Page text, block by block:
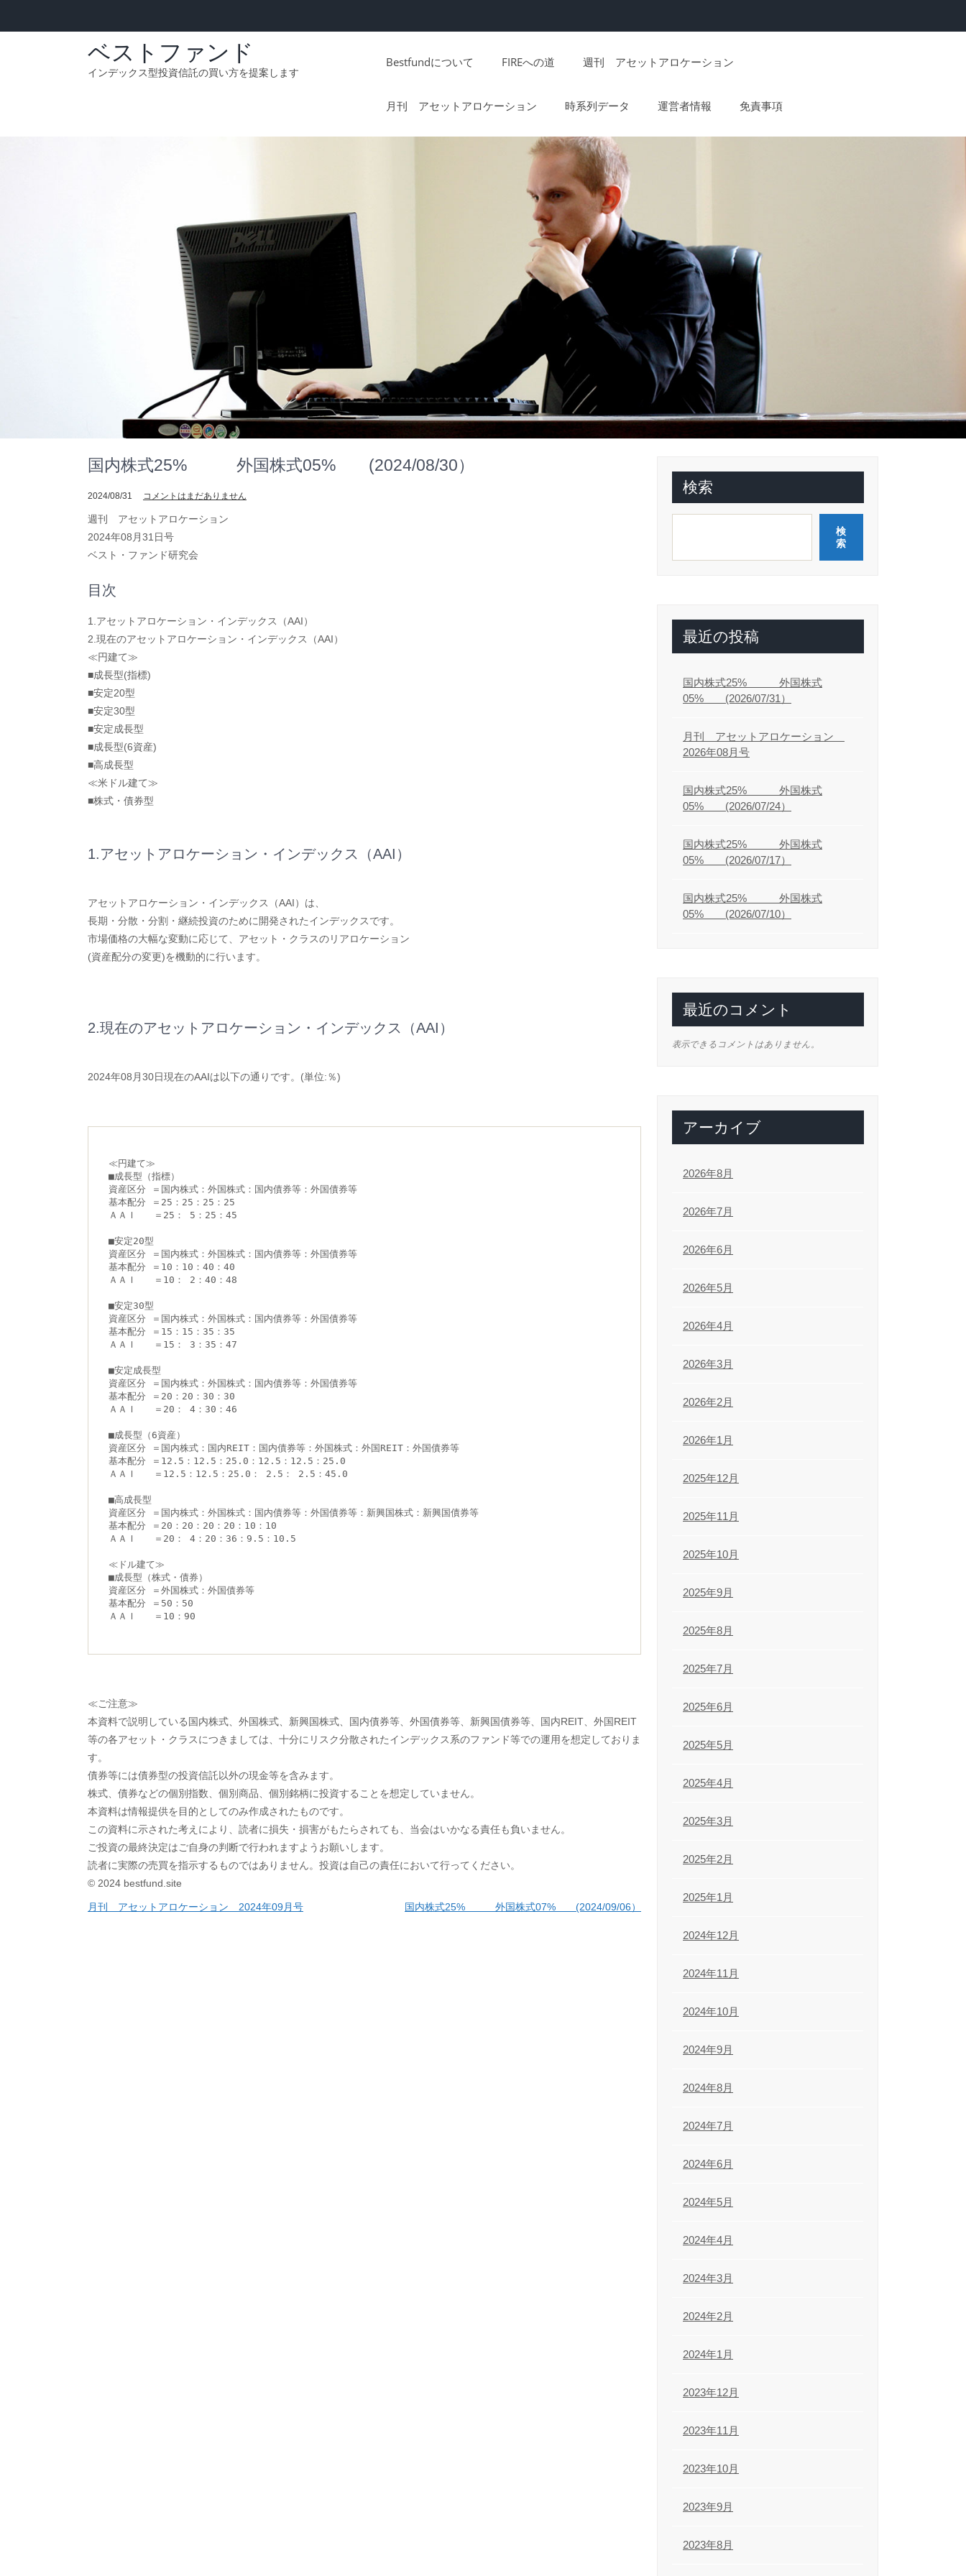
content
Bestfundについて FIREへの道 週刊 アセットアロケーション
月刊 アセットアロケーション 時系列データ 運営者情報 免責事項
ベストファンド
インデックス型投資信託の買い方を提案します
国内株式25% 外国株式05% (2024/08/30）
2024/08/31 コメントはまだありません
週刊 アセットアロケーション
2024年08月31日号
ベスト・ファンド研究会
目次
1.アセットアロケーション・インデックス（AAI）
2.現在のアセットアロケーション・インデックス（AAI）
≪円建て≫
■成長型(指標)
■安定20型
■安定30型
■安定成長型
■成長型(6資産)
■高成長型
≪米ドル建て≫
■株式・債券型
1.アセットアロケーション・インデックス（AAI）
アセットアロケーション・インデックス（AAI）は、
長期・分散・分割・継続投資のために開発されたインデックスです。
市場価格の大幅な変動に応じて、アセット・クラスのリアロケーション
(資産配分の変更)を機動的に行います。
2.現在のアセットアロケーション・インデックス（AAI）
2024年08月30日現在のAAIは以下の通りです。(単位:％)
≪円建て≫
■成長型（指標）
資産区分 ＝国内株式：外国株式：国内債券等：外国債券等
基本配分 ＝25：25：25：25
ＡＡＩ   ＝25： 5：25：45
■安定20型
資産区分 ＝国内株式：外国株式：国内債券等：外国債券等
基本配分 ＝10：10：40：40
ＡＡＩ   ＝10： 2：40：48
■安定30型
資産区分 ＝国内株式：外国株式：国内債券等：外国債券等
基本配分 ＝15：15：35：35
ＡＡＩ   ＝15： 3：35：47
■安定成長型
資産区分 ＝国内株式：外国株式：国内債券等：外国債券等
基本配分 ＝20：20：30：30
ＡＡＩ   ＝20： 4：30：46
■成長型（6資産）
資産区分 ＝国内株式：国内REIT：国内債券等：外国株式：外国REIT：外国債券等
基本配分 ＝12.5：12.5：25.0：12.5：12.5：25.0
ＡＡＩ   ＝12.5：12.5：25.0： 2.5： 2.5：45.0
■高成長型
資産区分 ＝国内株式：外国株式：国内債券等：外国債券等：新興国株式：新興国債券等
基本配分 ＝20：20：20：20：10：10
ＡＡＩ   ＝20： 4：20：36：9.5：10.5
≪ドル建て≫
■成長型（株式・債券）
資産区分 ＝外国株式：外国債券等
基本配分 ＝50：50
ＡＡＩ   ＝10：90
≪ご注意≫
本資料で説明している国内株式、外国株式、新興国株式、国内債券等、外国債券等、新興国債券等、国内REIT、外国REIT
等の各アセット・クラスにつきましては、十分にリスク分散されたインデックス系のファンド等での運用を想定しておりま
す。
債券等には債券型の投資信託以外の現金等を含みます。
株式、債券などの個別指数、個別商品、個別銘柄に投資することを想定していません。
本資料は情報提供を目的としてのみ作成されたものです。
この資料に示された考えにより、読者に損失・損害がもたらされても、当会はいかなる責任も負いません。
ご投資の最終決定はご自身の判断で行われますようお願いします。
読者に実際の売買を指示するものではありません。投資は自己の責任において行ってください。
© 2024 bestfund.site
投
月刊 アセットアロケーション 2024年09月号 国内株式25% 外国株式07% (2024/09/06）
検索
検
索
最近の投稿
国内株式25% 外国株式
05% (2026/07/31）
月刊 アセットアロケーション
2026年08月号
国内株式25% 外国株式
05% (2026/07/24）
国内株式25% 外国株式
05% (2026/07/17）
国内株式25% 外国株式
05% (2026/07/10）
最近のコメント
表示できるコメントはありません。
アーカイブ
2026年8月
2026年7月
2026年6月
2026年5月
2026年4月
2026年3月
2026年2月
2026年1月
2025年12月
2025年11月
2025年10月
2025年9月
2025年8月
2025年7月
2025年6月
2025年5月
2025年4月
2025年3月
2025年2月
2025年1月
2024年12月
2024年11月
2024年10月
2024年9月
2024年8月
2024年7月
2024年6月
2024年5月
2024年4月
2024年3月
2024年2月
2024年1月
2023年12月
2023年11月
2023年10月
2023年9月
2023年8月